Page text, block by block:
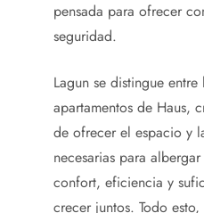
pensada para ofrecer
seguridad.
Lagun se distingue
apartamentos de Haus,
de ofrecer el espacio y
necesarias para
confort, eficiencia y
crecer juntos. Todo